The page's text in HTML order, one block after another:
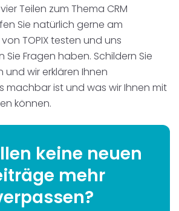
Teilen zum Thema CRM
Sie natürlich gerne am
TOPIX testen und uns
Fragen haben. Schildern Sie
und wir erklären Ihnen
machbar ist und was wir Ihnen mit
können.
keine neuen
mehr